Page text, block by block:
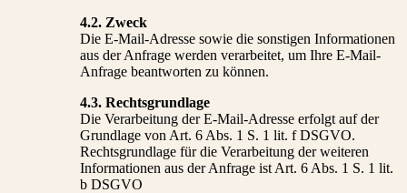
4.2. Zweck
Die E-Mail-Adresse sowie die sonstigen Informationen
aus der Anfrage werden verarbeitet, um Ihre E-Mail-
Anfrage beantworten zu können.
4.3. Rechtsgrundlage
Die Verarbeitung der E-Mail-Adresse erfolgt auf der
Grundlage von Art. 6 Abs. 1 S. 1 lit. f DSGVO.
Rechtsgrundlage für die Verarbeitung der weiteren
Informationen aus der Anfrage ist Art. 6 Abs. 1 S. 1 lit.
b DSGVO